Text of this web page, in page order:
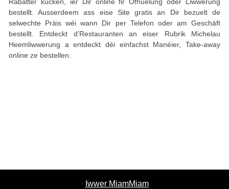
bestellt. Ausserdeem ass eise Site gratis an Dir bezuelt de
selwechte Präis wéi wann Dir per Telefon oder am Geschäft
bestellt. Entdeckt d’Restauranten an eiser Rubrik Michelau
Heemliwwerung a entdeckt déi einfachst Manéier, Take-away
online ze bestellen.
· Iwwer MiamMiam